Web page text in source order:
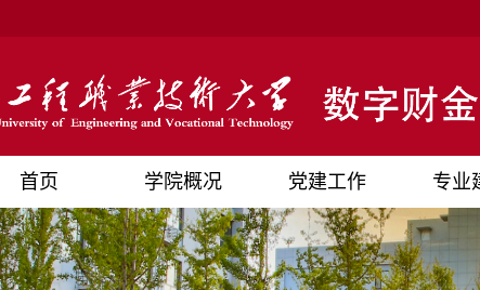
首页 学院概况 党建工作 专业